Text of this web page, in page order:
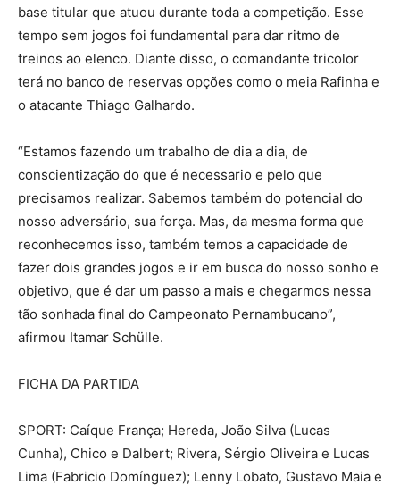
base titular que atuou durante toda a competição. Esse
tempo sem jogos foi fundamental para dar ritmo de
treinos ao elenco. Diante disso, o comandante tricolor
terá no banco de reservas opções como o meia Rafinha e
o atacante Thiago Galhardo.
“Estamos fazendo um trabalho de dia a dia, de
conscientização do que é necessario e pelo que
precisamos realizar. Sabemos também do potencial do
nosso adversário, sua força. Mas, da mesma forma que
reconhecemos isso, também temos a capacidade de
fazer dois grandes jogos e ir em busca do nosso sonho e
objetivo, que é dar um passo a mais e chegarmos nessa
tão sonhada final do Campeonato Pernambucano”,
afirmou Itamar Schülle.
FICHA DA PARTIDA
SPORT: Caíque França; Hereda, João Silva (Lucas
Cunha), Chico e Dalbert; Rivera, Sérgio Oliveira e Lucas
Lima (Fabricio Domínguez); Lenny Lobato, Gustavo Maia e